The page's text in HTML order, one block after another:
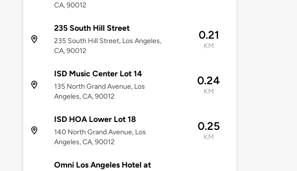
CA, 90012
235 South Hill Street
235 South Hill Street, Los Angeles,
CA, 90012
0.21
KM
ISD Music Center Lot 14
135 North Grand Avenue, Los
Angeles, CA, 90012
0.24
KM
ISD HOA Lower Lot 18
140 North Grand Avenue, Los
Angeles, CA, 90012
0.25
KM
Omni Los Angeles Hotel at